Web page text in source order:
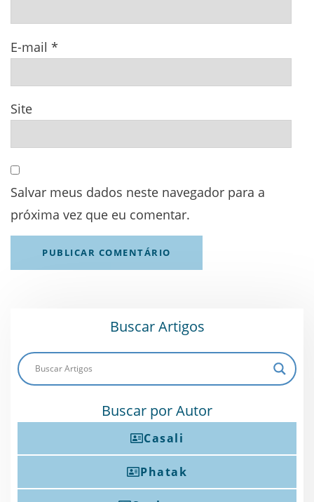
E-mail *
Site
Salvar meus dados neste navegador para a
próxima vez que eu comentar.
Buscar Artigos
Buscar por Autor
Casali
Phatak